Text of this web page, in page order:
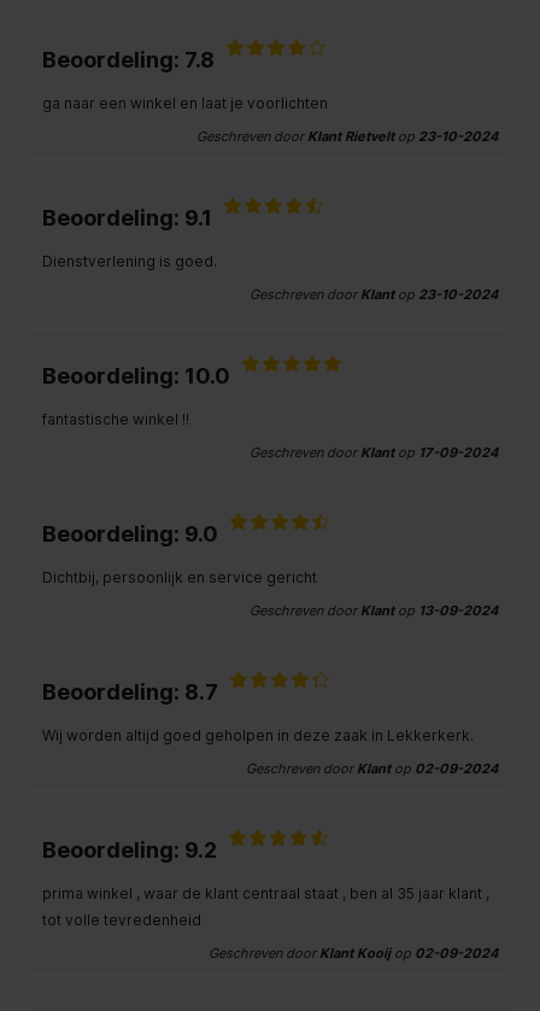
Beoordeling: 7.8
ga naar een winkel en laat je voorlichten
Geschreven door Klant Rietveltop 23-10-2024
Beoordeling: 9.1
Dienstverlening is goed.
Geschreven door Klantop 23-10-2024
Beoordeling: 10.0
fantastische winkel !!
Geschreven door Klantop 17-09-2024
Beoordeling: 9.0
Dichtbij, persoonlijk en service gericht
Geschreven door Klantop 13-09-2024
Beoordeling: 8.7
Wij worden altijd goed geholpen in deze zaak in Lekkerkerk.
Geschreven door Klantop 02-09-2024
Beoordeling: 9.2
prima winkel , waar de klant centraal staat , ben al 35 jaar klant ,
tot volle tevredenheid
Geschreven door Klant Kooijop 02-09-2024